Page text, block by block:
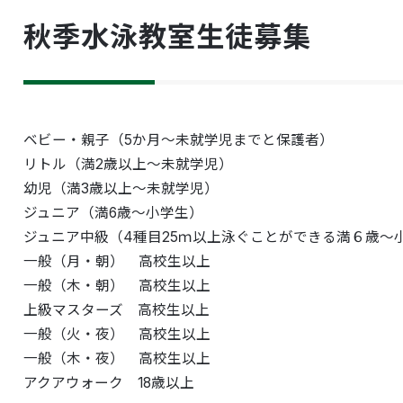
秋季水泳教室生徒募集
ベビー・親子（5か月～未就学児までと保護者）
リトル（満2歳以上～未就学児）
幼児（満3歳以上～未就学児）
ジュニア（満6歳～小学生）
ジュニア中級（4種目25ｍ以上泳ぐことができる満６歳～
一般（月・朝） 高校生以上
一般（木・朝） 高校生以上
上級マスターズ 高校生以上
一般（火・夜） 高校生以上
一般（木・夜） 高校生以上
アクアウォーク 18歳以上